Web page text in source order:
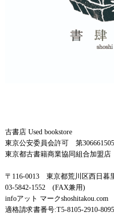
古書店 Used bookstore
東京公安委員会許可 第
東京都古書籍商業協同組合加盟店
〒116-0013 東京都荒川区西日暮
03-5842-1552 (FAX兼用)
infoアット マークshoshitakou.com
適格請求書番号:T5-8105-2910-8095